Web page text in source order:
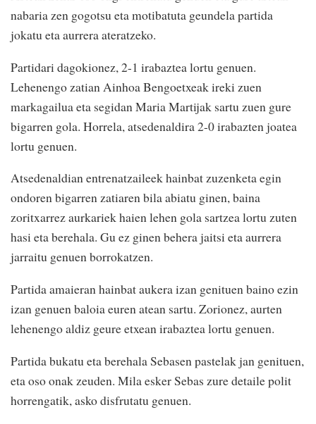
nabaria zen gogotsu eta motibatuta geundela partida
jokatu eta aurrera ateratzeko.
Partidari dagokionez, 2-1 irabaztea lortu genuen.
Lehenengo zatian Ainhoa Bengoetxeak ireki zuen
markagailua eta segidan Maria Martijak sartu zuen gure
bigarren gola. Horrela, atsedenaldira 2-0 irabazten joatea
lortu genuen.
Atsedenaldian entrenatzaileek hainbat zuzenketa egin
ondoren bigarren zatiaren bila abiatu ginen, baina
zoritxarrez aurkariek haien lehen gola sartzea lortu zuten
hasi eta berehala. Gu ez ginen behera jaitsi eta aurrera
jarraitu genuen borrokatzen.
Partida amaieran hainbat aukera izan genituen baino ezin
izan genuen baloia euren atean sartu. Zorionez, aurten
lehenengo aldiz geure etxean irabaztea lortu genuen.
Partida bukatu eta berehala Sebasen pastelak jan genituen,
eta oso onak zeuden. Mila esker Sebas zure detaile polit
horrengatik, asko disfrutatu genuen.